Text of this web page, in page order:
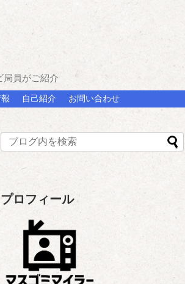
員がご紹介
自己紹介 お問い合わせ
プロフィール